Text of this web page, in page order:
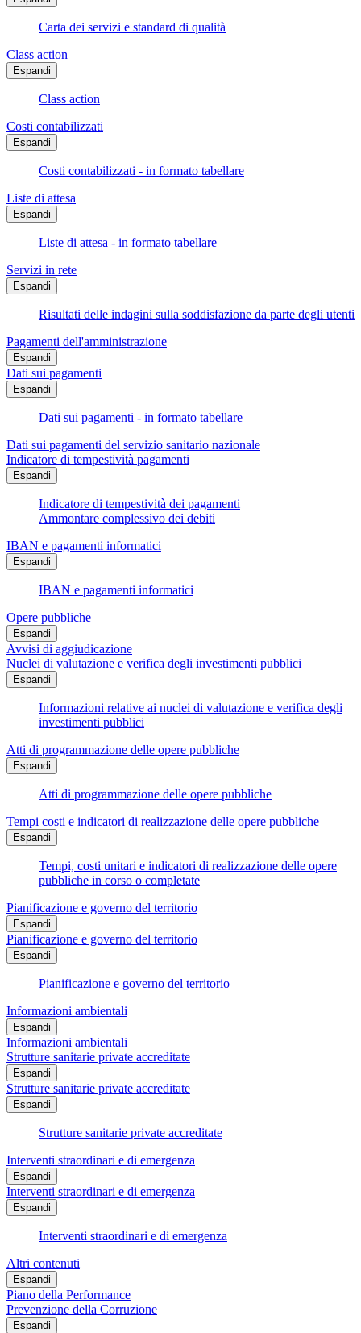
Carta dei servizi e standard di qualità
Class action
Espandi
Class action
Costi contabilizzati
Espandi
Costi contabilizzati - in formato tabellare
Liste di attesa
Espandi
Liste di attesa - in formato tabellare
Servizi in rete
Espandi
Risultati delle indagini sulla soddisfazione da parte degli utenti
Pagamenti dell'amministrazione
Espandi
Dati sui pagamenti
Espandi
Dati sui pagamenti - in formato tabellare
Dati sui pagamenti del servizio sanitario nazionale
Indicatore di tempestività pagamenti
Espandi
Indicatore di tempestività dei pagamenti
Ammontare complessivo dei debiti
IBAN e pagamenti informatici
Espandi
IBAN e pagamenti informatici
Opere pubbliche
Espandi
Avvisi di aggiudicazione
Nuclei di valutazione e verifica degli investimenti pubblici
Espandi
Informazioni relative ai nuclei di valutazione e verifica degli
investimenti pubblici
Atti di programmazione delle opere pubbliche
Espandi
Atti di programmazione delle opere pubbliche
Tempi costi e indicatori di realizzazione delle opere pubbliche
Espandi
Tempi, costi unitari e indicatori di realizzazione delle opere
pubbliche in corso o completate
Pianificazione e governo del territorio
Espandi
Pianificazione e governo del territorio
Espandi
Pianificazione e governo del territorio
Informazioni ambientali
Espandi
Informazioni ambientali
Strutture sanitarie private accreditate
Espandi
Strutture sanitarie private accreditate
Espandi
Strutture sanitarie private accreditate
Interventi straordinari e di emergenza
Espandi
Interventi straordinari e di emergenza
Espandi
Interventi straordinari e di emergenza
Altri contenuti
Espandi
Piano della Performance
Prevenzione della Corruzione
Espandi